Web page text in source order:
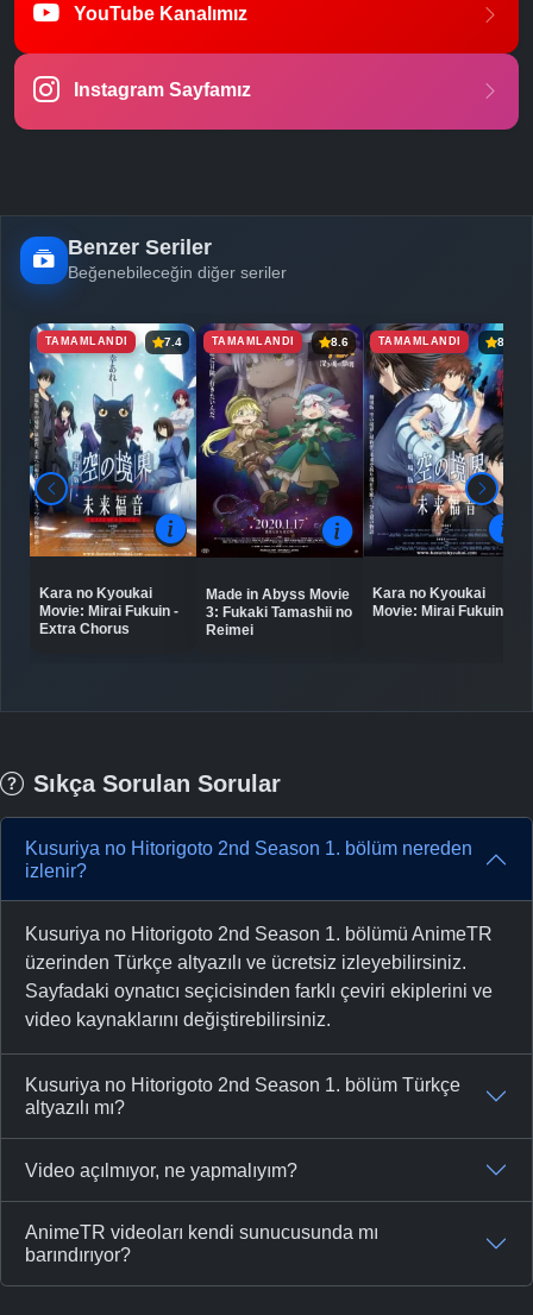
-Bölüm No: 24
YouTube Kanalımız
Instagram Sayfamız
Benzer Seriler
Beğenebileceğin diğer seriler
TAMAMLANDI 7.4
Kara no Kyoukai
Movie: Mirai Fukuin -
Extra Chorus
TAMAMLANDI 8.6
Made in Abyss Movie
3: Fukaki Tamashii no
Reimei
TAMAMLANDI 8.0
Kara no Kyoukai
Movie: Mirai Fukuin
Sıkça Sorulan Sorular
Kusuriya no Hitorigoto 2nd Season 1. bölüm nereden
izlenir?
Kusuriya no Hitorigoto 2nd Season 1. bölümü AnimeTR
üzerinden Türkçe altyazılı ve ücretsiz izleyebilirsiniz.
Sayfadaki oynatıcı seçicisinden farklı çeviri ekiplerini ve
video kaynaklarını değiştirebilirsiniz.
Kusuriya no Hitorigoto 2nd Season 1. bölüm Türkçe
altyazılı mı?
Video açılmıyor, ne yapmalıyım?
AnimeTR videoları kendi sunucusunda mı
barındırıyor?